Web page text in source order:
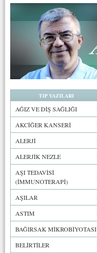
TIP YAZILARI
AĞIZ VE DİŞ SAĞLIĞI
AKCİĞER KANSERİ
ALERJİ
ALERJİK NEZLE
AŞI TEDAVİSİ
(İMMUNOTERAPİ)
AŞILAR
ASTIM
BAĞIRSAK MİKROBİYOTASI
BELİRTİLER